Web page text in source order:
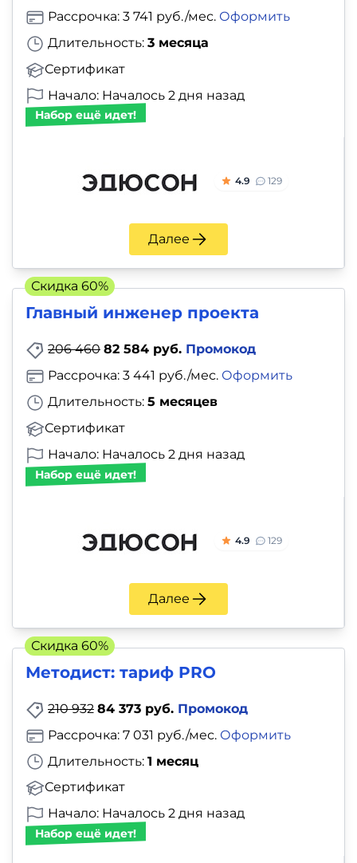
Длительность: 3 месяца
Сертификат
Рассрочка: 3 741 руб./мес. Оформить
Начало: Началось 2 дня назад
Набор ещё идет!
4.9 129
Далее
Главный инженер проекта
206 460 82 584 руб. Промокод
Длительность: 5 месяцев
Сертификат
Рассрочка: 3 441 руб./мес. Оформить
Начало: Началось 2 дня назад
Набор ещё идет!
4.9 129
Далее
Скидка 60%
Методист: тариф PRO
210 932 84 373 руб. Промокод
Длительность: 1 месяц
Сертификат
Рассрочка: 7 031 руб./мес. Оформить
Начало: Началось 2 дня назад
Набор ещё идет!
Скидка 60%